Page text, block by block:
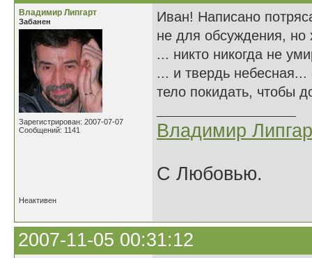
Владимир Липгарт
Забанен
Зарегистрирован: 2007-07-07
Сообщений: 1141
Иван! Написано
не для обсуждения, но
... никто никогда не
... и твердь
тело покидать, чтобы
Владимир
С Любовью.
Неактивен
2007-11-05 00:31:12